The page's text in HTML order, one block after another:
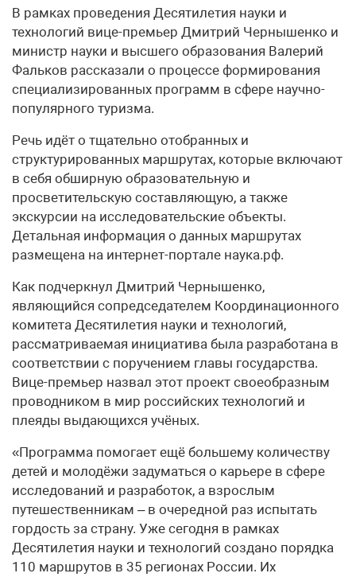
В рамках проведения Десятилетия науки и
технологий вице-премьер Дмитрий Чернышенко и
министр науки и высшего образования Валерий
Фальков рассказали о процессе формирования
специализированных программ в сфере научно-
популярного туризма.
Речь идёт о тщательно отобранных и
структурированных маршрутах, которые включают
в себя обширную образовательную и
просветительскую составляющую, а также
экскурсии на исследовательские объекты.
Детальная информация о данных маршрутах
размещена на интернет-портале наука.рф.
Как подчеркнул Дмитрий Чернышенко,
являющийся сопредседателем Координационного
комитета Десятилетия науки и технологий,
рассматриваемая инициатива была разработана в
соответствии с поручением главы государства.
Вице-премьер назвал этот проект своеобразным
проводником в мир российских технологий и
плеяды выдающихся учёных.
«Программа помогает ещё большему количеству
детей и молодёжи задуматься о карьере в сфере
исследований и разработок, а взрослым
путешественникам – в очередной раз испытать
гордость за страну. Уже сегодня в рамках
Десятилетия науки и технологий создано порядка
110 маршрутов в 35 регионах России. Их